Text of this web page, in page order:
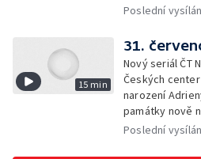
filmu Na
Mercury
Poslední
15 min
31.
Nový seriál ČT
Českých
narození
památky nově
zprávy z
Poslední